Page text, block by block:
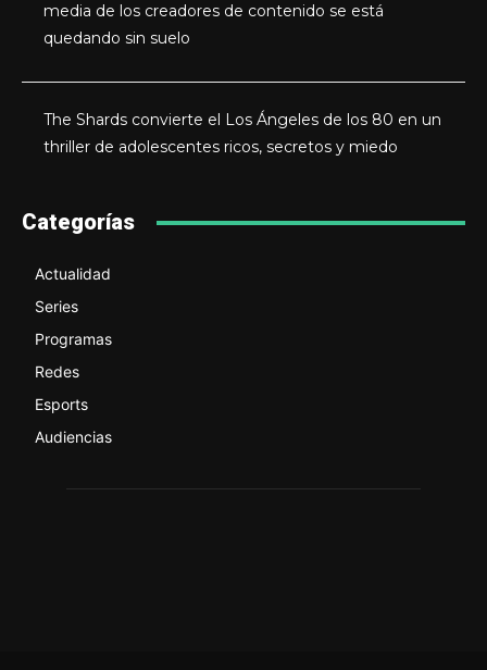
media de los creadores de contenido se está
quedando sin suelo
The Shards convierte el Los Ángeles de los 80 en un
thriller de adolescentes ricos, secretos y miedo
Categorías
Actualidad
Series
Programas
Redes
Esports
Audiencias